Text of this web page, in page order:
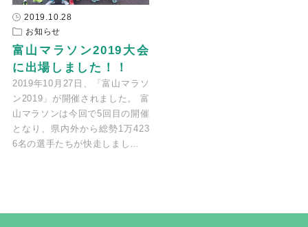
2019.10.28
お知らせ
富山マラソン2019大会
に出場しました！！
2019年10月27日、「富山マラソ
ン2019」が開催されました。 富
山マラソンは今回で5回目の開催
となり、県内外から総勢1万423
6名の選手たちが快走しまし…